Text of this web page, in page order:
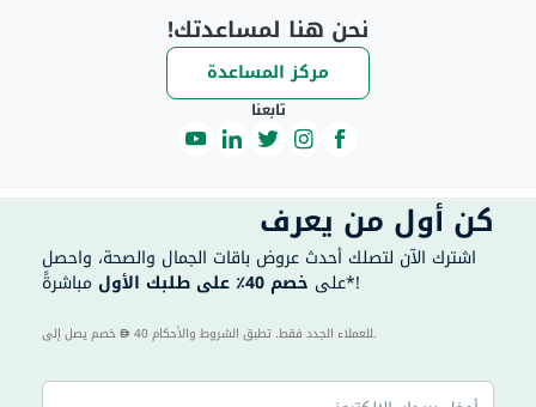
نحن هنا لمساعدتك!
مركز المساعدة
تابعنا
كن أول من يعرف
اشترك الآن لتصلك أحدث عروض باقات الجمال والصحة، واحصل
على خصم 40٪ على طلبك الأول مباشرةً*!
40 للعملاء الجدد فقط. تطبق الشروط والأحكام.